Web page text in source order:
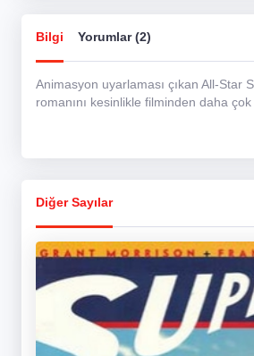
Bilgi Yorumlar (2)
Animasyon uyarlaması çıkan All-Star
romanını kesinlikle filminden daha
Diğer Sayılar